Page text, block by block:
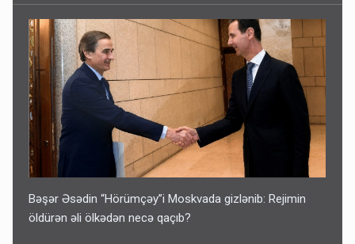
Bəşər Əsədin “Hörümçəy”i Moskvada gizlənib: Rejimin
öldürən əli ölkədən necə qaçıb?